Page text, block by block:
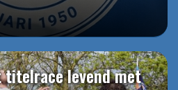
titelrace levend met